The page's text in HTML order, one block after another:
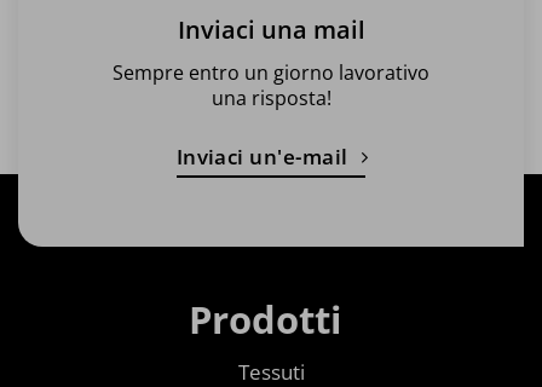
Inviaci una mail
Sempre entro un giorno lavorativo
una risposta!
Inviaci un'e-mail
Prodotti
Tessuti